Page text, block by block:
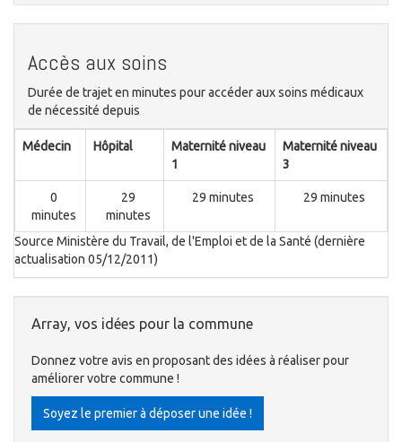
Accès aux soins
Durée de trajet en minutes pour accéder aux soins médicaux
de nécessité depuis
Médecin Hôpital
Maternité niveau
1
Maternité niveau
3
0
minutes
29
minutes
29 minutes 29 minutes
Source Ministère du Travail, de l'Emploi et de la Santé (dernière
actualisation 05/12/2011)
Array, vos idées pour la commune
Donnez votre avis en proposant des idées à réaliser pour
améliorer votre commune !
Soyez le premier à déposer une idée !